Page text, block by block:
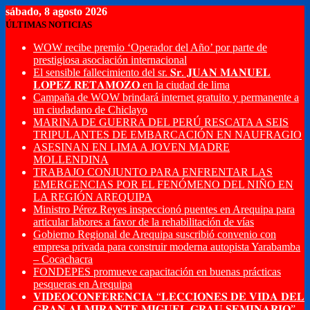
sábado, 8 agosto 2026
ÚLTIMAS NOTICIAS
WOW recibe premio ‘Operador del Año’ por parte de
prestigiosa asociación internacional
El sensible fallecimiento del sr. 𝐒𝐫. 𝐉𝐔𝐀𝐍 𝐌𝐀𝐍𝐔𝐄𝐋
𝐋𝐎𝐏𝐄𝐙 𝐑𝐄𝐓𝐀𝐌𝐎𝐙𝐎 en la ciudad de lima
Campaña de WOW brindará internet gratuito y permanente a
un ciudadano de Chiclayo
MARINA DE GUERRA DEL PERÚ RESCATA A SEIS
TRIPULANTES DE EMBARCACIÓN EN NAUFRAGIO
ASESINAN EN LIMA A JOVEN MADRE
MOLLENDINA
TRABAJO CONJUNTO PARA ENFRENTAR LAS
EMERGENCIAS POR EL FENÓMENO DEL NIÑO EN
LA REGIÓN AREQUIPA
Ministro Pérez Reyes inspeccionó puentes en Arequipa para
articular labores a favor de la rehabilitación de vías
Gobierno Regional de Arequipa suscribió convenio con
empresa privada para construir moderna autopista Yarabamba
– Cocachacra
FONDEPES promueve capacitación en buenas prácticas
pesqueras en Arequipa
𝐕𝐈𝐃𝐄𝐎𝐂𝐎𝐍𝐅𝐄𝐑𝐄𝐍𝐂𝐈𝐀 “𝐋𝐄𝐂𝐂𝐈𝐎𝐍𝐄𝐒 𝐃𝐄 𝐕𝐈𝐃𝐀 𝐃𝐄𝐋